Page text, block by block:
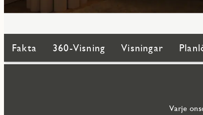
Fakta 360-Visning Visningar
Varje